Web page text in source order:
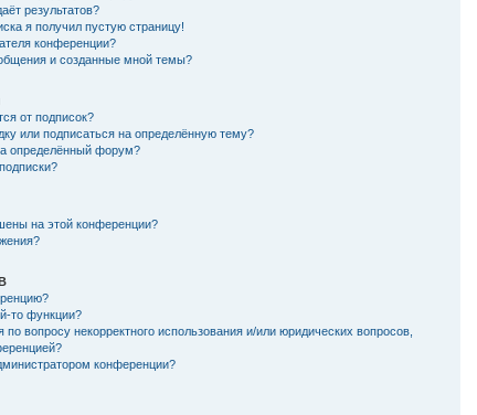
результатов?
я получил пустую страницу!
конференции?
и созданные мной темы?
от подписок?
или подписаться на определённую тему?
определённый форум?
на этой конференции?
то функции?
вопросу некорректного использования и/или юридических вопросов,
конференции?